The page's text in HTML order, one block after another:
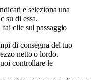
e seleziona una
su di essa.
clic sul passaggio
di consegna del tuo
netto o lordo.
controllare le